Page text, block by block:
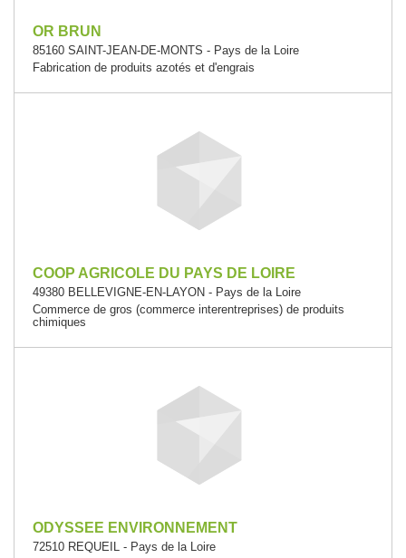
OR BRUN
85160 SAINT-JEAN-DE-MONTS - Pays de la Loire
Fabrication de produits azotés et d'engrais
COOP AGRICOLE DU PAYS DE LOIRE
49380 BELLEVIGNE-EN-LAYON - Pays de la Loire
Commerce de gros (commerce interentreprises) de produits
chimiques
ODYSSEE ENVIRONNEMENT
72510 REQUEIL - Pays de la Loire